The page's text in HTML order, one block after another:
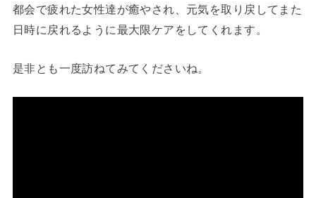
都会で疲れた女性達が癒やされ、元気を取り戻してまた
日時に戻れるように最大限ケアをしてくれます。
是非とも一度訪ねてみてくださいね。